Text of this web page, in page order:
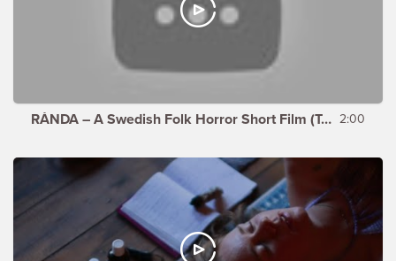
RÅNDA – A Swedish Folk Horror Short Film (Teaser) 2:00